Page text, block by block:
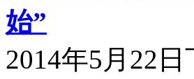
始”
2014年5月22